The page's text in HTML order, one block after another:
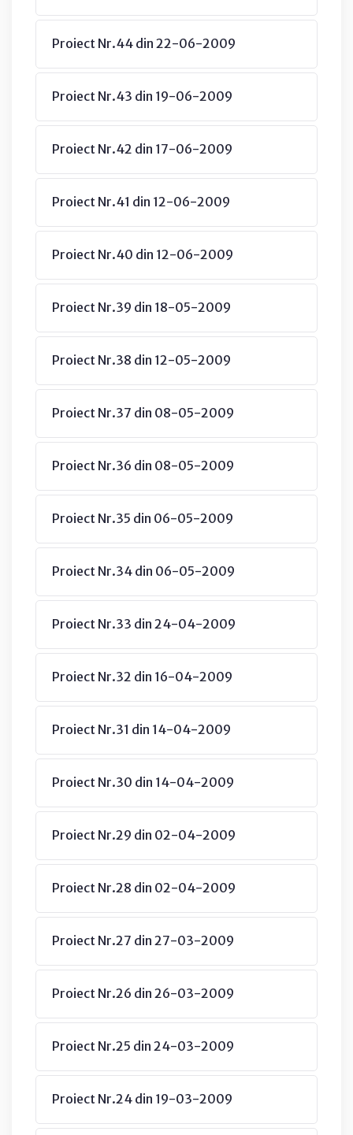
Proiect Nr.44 din 22-06-2009
Proiect Nr.43 din 19-06-2009
Proiect Nr.42 din 17-06-2009
Proiect Nr.41 din 12-06-2009
Proiect Nr.40 din 12-06-2009
Proiect Nr.39 din 18-05-2009
Proiect Nr.38 din 12-05-2009
Proiect Nr.37 din 08-05-2009
Proiect Nr.36 din 08-05-2009
Proiect Nr.35 din 06-05-2009
Proiect Nr.34 din 06-05-2009
Proiect Nr.33 din 24-04-2009
Proiect Nr.32 din 16-04-2009
Proiect Nr.31 din 14-04-2009
Proiect Nr.30 din 14-04-2009
Proiect Nr.29 din 02-04-2009
Proiect Nr.28 din 02-04-2009
Proiect Nr.27 din 27-03-2009
Proiect Nr.26 din 26-03-2009
Proiect Nr.25 din 24-03-2009
Proiect Nr.24 din 19-03-2009